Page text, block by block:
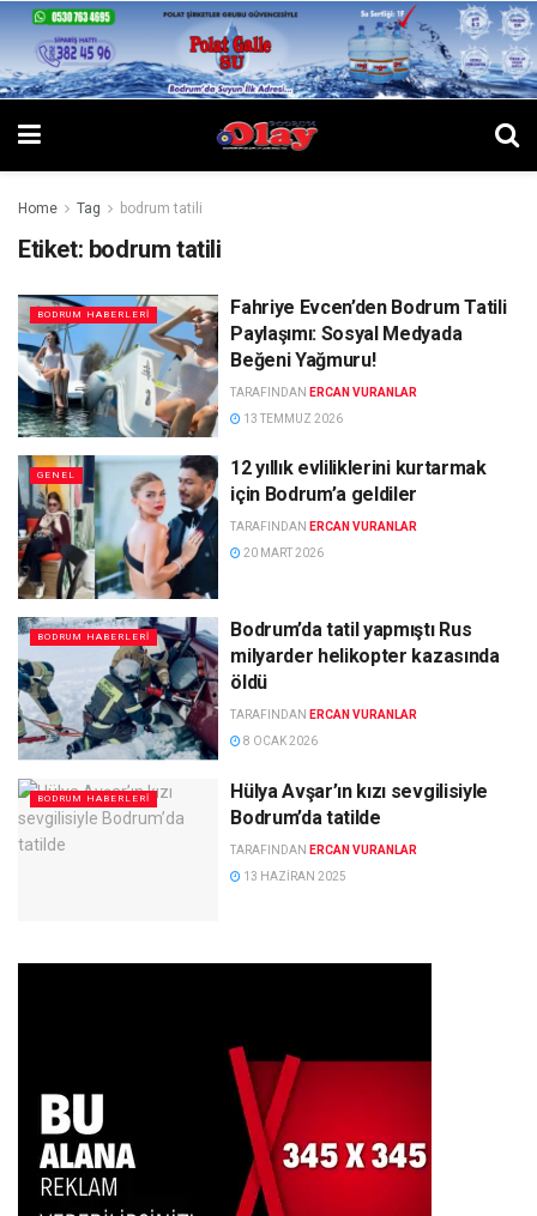
Home Tag bodrum tatili
Etiket: bodrum tatili
BODRUM HABERLERI
Fahriye Evcen’den Bodrum Tatili
Paylaşımı: Sosyal Medyada
Beğeni Yağmuru!
TARAFINDAN ERCAN VURANLAR
13 TEMMUZ 2026
GENEL
12 yıllık evliliklerini kurtarmak
için Bodrum’a geldiler
TARAFINDAN ERCAN VURANLAR
20 MART 2026
BODRUM HABERLERI
Bodrum’da tatil yapmıştı Rus
milyarder helikopter kazasında
öldü
TARAFINDAN ERCAN VURANLAR
8 OCAK 2026
BODRUM HABERLERI
Hülya Avşar’ın kızı sevgilisiyle
Bodrum’da tatilde
TARAFINDAN ERCAN VURANLAR
13 HAZIRAN 2025